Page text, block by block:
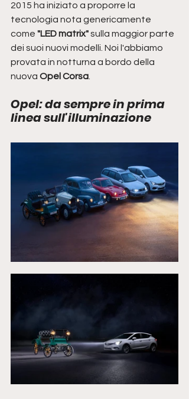
2015 ha iniziato a proporre la
tecnologia nota genericamente
come "LED matrix" sulla maggior parte
dei suoi nuovi modelli. Noi l'abbiamo
provata in notturna a bordo della
nuova Opel Corsa
Opel: da sempre in prima
linea sull'illuminazione